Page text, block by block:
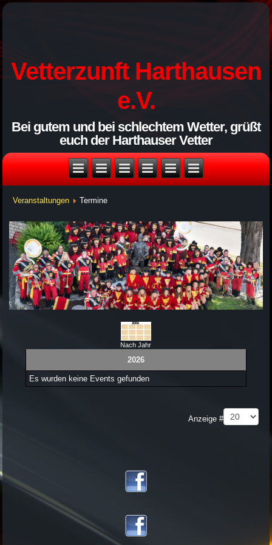
Vetterzunft Harthausen
e.V.
Bei gutem und bei schlechtem Wetter, grüßt
euch der Harthauser Vetter
Veranstaltungen Termine
Nach Jahr
2026
Es wurden keine Events gefunden
Anzeige #